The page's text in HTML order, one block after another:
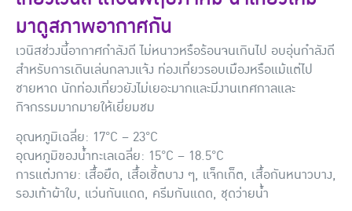
มาดูสภาพอากาศกัน
เวนิสช่วงนี้อากาศกำลังดี ไม่หนาวหรือร้อนจนเกินไป อบอุ่นกำลังดี
สำหรับการเดินเล่นกลางแจ้ง ท่องเที่ยวรอบเมืองหรือแม้แต่ไป
ชายหาด นักท่องเที่ยวยังไม่เยอะมากและมีงานเทศกาลและ
กิจกรรมมากมายให้เยี่ยมชม
อุณหภูมิเฉลี่ย: 17°C – 23°C
อุณหภูมิของน้ำทะเลเฉลี่ย: 15°C – 18.5°C
การแต่งกาย: เสื้อยืด, เสื้อเชิ้ตบาง ๆ, แจ็กเก็ต, เสื้อกันหนาวบาง,
รองเท้าผ้าใบ, แว่นกันแดด, ครีมกันแดด, ชุดว่ายน้ำ